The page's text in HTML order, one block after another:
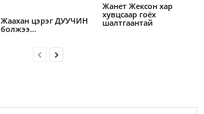
Жаахан цэрэг ДУУЧИН
болжээ…
Жанет Жексон хар
хувцсаар гоёх
шалтгаантай